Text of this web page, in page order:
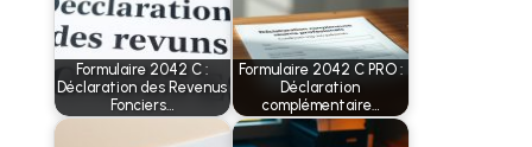
Formulaire 2042 C :
Déclaration des Revenus
Fonciers…
Formulaire 2042 C PRO :
Déclaration
complémentaire…